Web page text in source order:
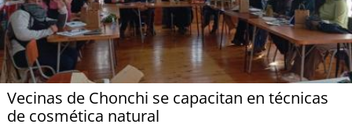
Vecinas de Chonchi se capacitan en técnicas
de cosmética natural